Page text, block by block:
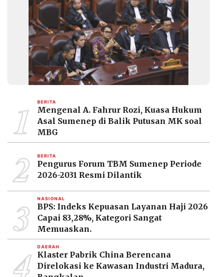
1 BERITA
Mengenal A. Fahrur Rozi, Kuasa Hukum
Asal Sumenep di Balik Putusan MK soal
MBG
2 BERITA
Pengurus Forum TBM Sumenep Periode
2026-2031 Resmi Dilantik
3 NASIONAL
BPS: Indeks Kepuasan Layanan Haji 2026
Capai 83,28%, Kategori Sangat
Memuaskan.
4 DAERAH
Klaster Pabrik China Berencana
Direlokasi ke Kawasan Industri Madura,